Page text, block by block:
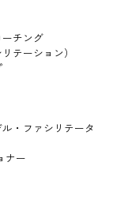
チング
テーション）
・ファシリテータ
ナー